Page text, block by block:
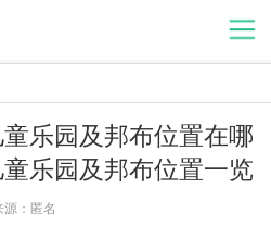
乐园及邦布位置在哪
乐园及邦布位置一览
源：匿名